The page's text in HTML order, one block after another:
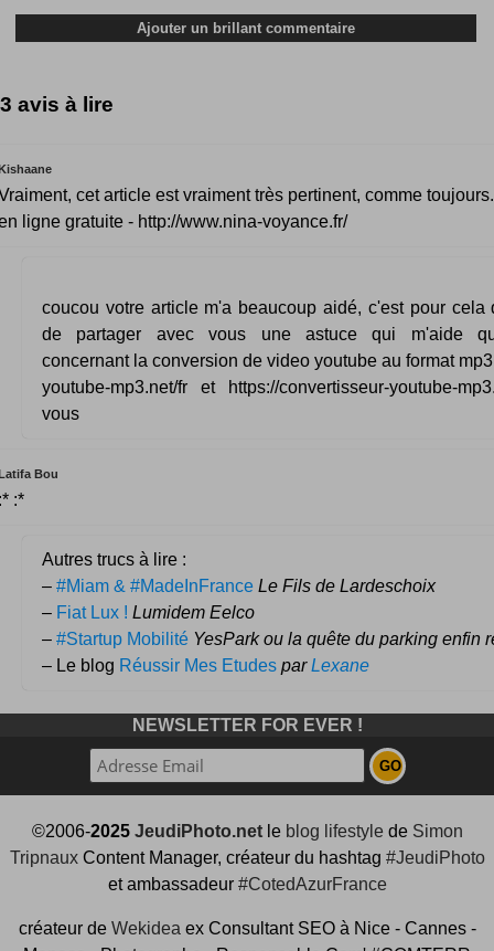
3 avis à lire
cet article est vraiment très pertinent, comme
ligne gratuite - http://www.nina-voyance.fr/
coucou votre article m'a beaucoup aidé, c'est pour cela
de partager avec vous une astuce qui m'aide
concernant la conversion de video youtube au format
youtube-mp3.net/fr et https://convertisseur-youtube-
vous
Bou
:*
Autres trucs à lire :
– #Miam & #MadeInFrance Le Fils de Lardeschoix
– Fiat Lux ! Lumidem Eelco
– #Startup Mobilité YesPark ou la quête du parking enfin
– Le blog Réussir Mes Etudes parLexane
NEWSLETTER FOR EVER !
©2006-2025 JeudiPhoto.netle blog lifestylede Simon
TripnauxContent Manager, créateur du hashtag #JeudiPhoto
et ambassadeur #CotedAzurFrance
créateur de Wekidea ex Consultant SEO à Nice - Cannes -